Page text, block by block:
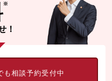
！
相談予約受付中